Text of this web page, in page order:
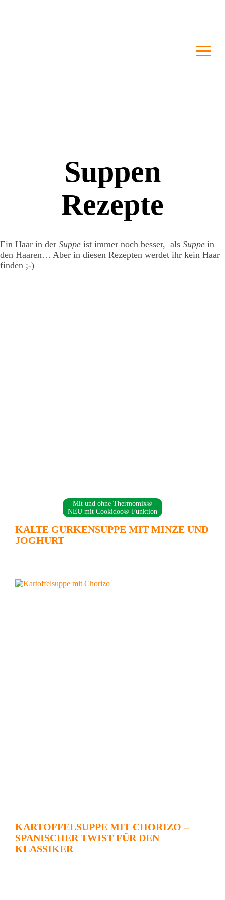
Suppen
Rezepte
Ein Haar in der Suppe ist immer noch besser, als Suppe in
den Haaren… Aber in diesen Rezepten werdet ihr kein Haar
finden ;-)
Mit und ohne Thermomix®
NEU mit Cookidoo®-Funktion
KALTE GURKENSUPPE MIT MINZE UND
JOGHURT
KARTOFFELSUPPE MIT CHORIZO –
SPANISCHER TWIST FÜR DEN
KLASSIKER